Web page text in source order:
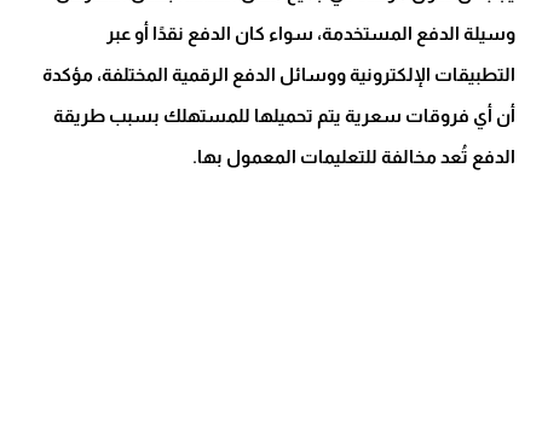
وسيلة الدفع المستخدمة، سواء كان الدفع نقدًا أو عبر
التطبيقات الإلكترونية ووسائل الدفع الرقمية المختلفة، مؤكدة
أن أي فروقات سعرية يتم تحميلها للمستهلك بسبب طريقة
الدفع تُعد مخالفة للتعليمات المعمول بها.